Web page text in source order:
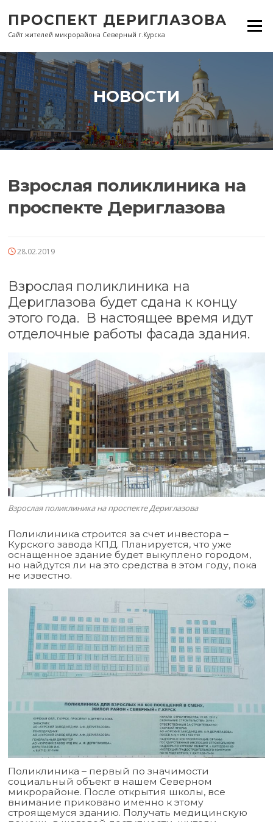
содержанию
ПРОСПЕКТ ДЕРИГЛАЗОВА
Сайт жителей микрорайона Северный г.Курска
Меню
НОВОСТИ
Взрослая поликлиника на
проспекте Дериглазова
28.02.2019
Взрослая поликлиника на
Дериглазова будет сдана к концу
этого года. В настоящее время идут
отделочные работы фасада здания.
Взрослая поликлиника на проспекте Дериглазова
Поликлиника строится за счет инвестора –
Курского завода КПД. Планируется, что уже
оснащенное здание будет выкуплено городом,
но найдутся ли на это средства в этом году, пока
не известно.
Поликлиника – первый по значимости
социальный объект в нашем Северном
микрорайоне. После открытия школы, все
внимание приковано именно к этому
строящемуся зданию. Получать медицинскую